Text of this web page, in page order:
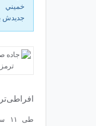
خميني
جديدش